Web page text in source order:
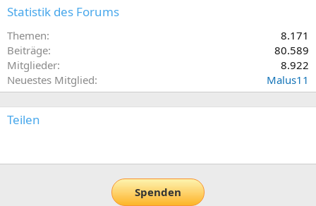
Statistik des Forums
Themen
8.171
Beiträge
80.589
Mitglieder
8.922
Neuestes Mitglied
Malus11
Teilen
Spenden